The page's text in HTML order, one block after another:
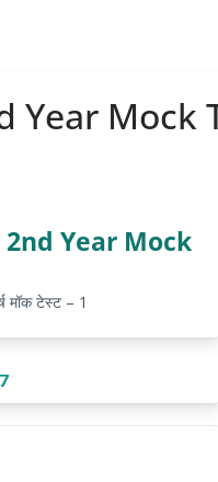
Mock
Year Mock
मॉक टेस्ट – 1